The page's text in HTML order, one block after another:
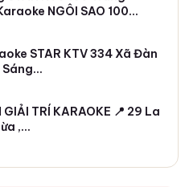
NGÔI SAO 100…
STAR KTV 334 Xã Đàn
Sáng…
TRÍ KARAOKE 📍 29 La
,…